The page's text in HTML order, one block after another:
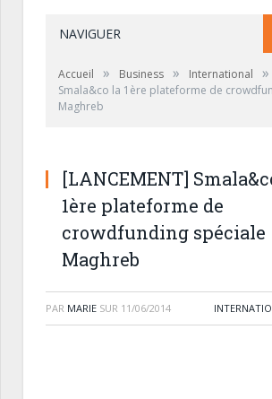
NAVIGUER
Accueil » Business » International »
Smala&co la 1ère plateforme de
Maghreb
[LANCEMENT]
1ère plateforme de
crowdfunding spéciale
Maghreb
PAR MARIE SUR 11/06/2014